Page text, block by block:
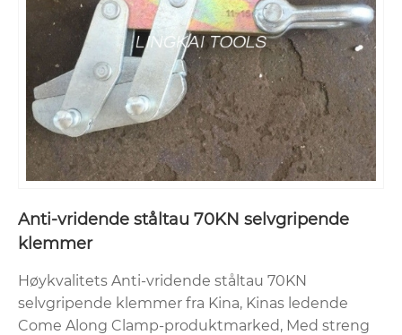
Anti-vridende ståltau 70KN selvgripende
klemmer
Høykvalitets Anti-vridende ståltau 70KN
selvgripende klemmer fra Kina, Kinas ledende
Come Along Clamp-produktmarked, Med streng